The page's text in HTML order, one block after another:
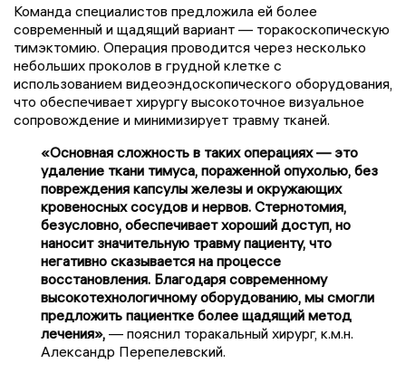
Команда специалистов предложила ей более
современный и щадящий вариант — торакоскопическую
тимэктомию. Операция проводится через несколько
небольших проколов в грудной клетке с
использованием видеоэндоскопического оборудования,
что обеспечивает хирургу высокоточное визуальное
сопровождение и минимизирует травму тканей.
«Основная сложность в таких операциях — это
удаление ткани тимуса, пораженной опухолью, без
повреждения капсулы железы и окружающих
кровеносных сосудов и нервов. Стернотомия,
безусловно, обеспечивает хороший доступ, но
наносит значительную травму пациенту, что
негативно сказывается на процессе
восстановления. Благодаря современному
высокотехнологичному оборудованию, мы смогли
предложить пациентке более щадящий метод
лечения», — пояснил торакальный хирург, к.м.н.
Александр Перепелевский.